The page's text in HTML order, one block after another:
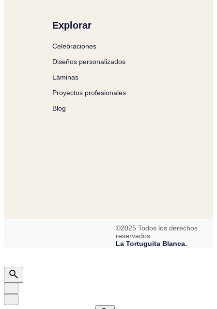
Explorar
Celebraciones
Diseños personalizados
Láminas
Proyectos profesionales
Blog
©2025 Todos los derechos
reservados.
La Tortuguita Blanca.